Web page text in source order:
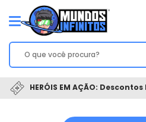
HERÓIS EM AÇÃO: